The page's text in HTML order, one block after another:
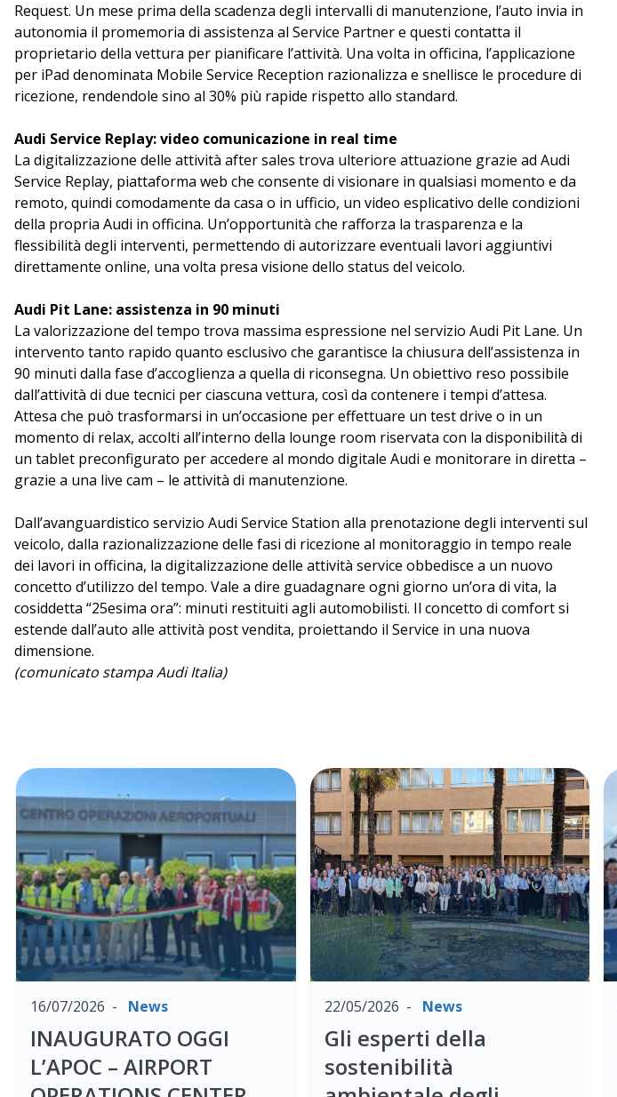
Request. Un mese prima della scadenza degli intervalli di manutenzione, l’auto invia in
autonomia il promemoria di assistenza al Service Partner e questi contatta il
proprietario della vettura per pianificare l’attività. Una volta in officina, l’applicazione
per iPad denominata Mobile Service Reception razionalizza e snellisce le procedure di
ricezione, rendendole sino al 30% più rapide rispetto allo standard.
Audi Service Replay: video comunicazione in real time
La digitalizzazione delle attività after sales trova ulteriore attuazione grazie ad Audi
Service Replay, piattaforma web che consente di visionare in qualsiasi momento e da
remoto, quindi comodamente da casa o in ufficio, un video esplicativo delle condizioni
della propria Audi in officina. Un’opportunità che rafforza la trasparenza e la
flessibilità degli interventi, permettendo di autorizzare eventuali lavori aggiuntivi
direttamente online, una volta presa visione dello status del veicolo.
Audi Pit Lane: assistenza in 90 minuti
La valorizzazione del tempo trova massima espressione nel servizio Audi Pit Lane. Un
intervento tanto rapido quanto esclusivo che garantisce la chiusura dell’assistenza in
90 minuti dalla fase d’accoglienza a quella di riconsegna. Un obiettivo reso possibile
dall’attività di due tecnici per ciascuna vettura, così da contenere i tempi d’attesa.
Attesa che può trasformarsi in un’occasione per effettuare un test drive o in un
momento di relax, accolti all’interno della lounge room riservata con la disponibilità di
un tablet preconfigurato per accedere al mondo digitale Audi e monitorare in diretta –
grazie a una live cam – le attività di manutenzione.
Dall’avanguardistico servizio Audi Service Station alla prenotazione degli interventi sul
veicolo, dalla razionalizzazione delle fasi di ricezione al monitoraggio in tempo reale
dei lavori in officina, la digitalizzazione delle attività service obbedisce a un nuovo
concetto d’utilizzo del tempo. Vale a dire guadagnare ogni giorno un’ora di vita, la
cosiddetta “25esima ora”: minuti restituiti agli automobilisti. Il concetto di comfort si
estende dall’auto alle attività post vendita, proiettando il Service in una nuova
dimensione.
(comunicato stampa Audi Italia)
16/07/2026 News
INAUGURATO OGGI
L’APOC – AIRPORT
22/05/2026 News
Gli esperti della
sostenibilità